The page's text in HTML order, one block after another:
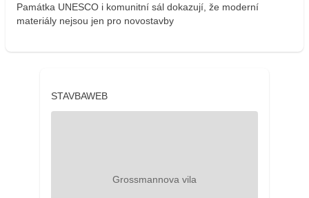
Památka UNESCO i komunitní sál dokazují, že moderní
materiály nejsou jen pro novostavby
STAVBAWEB